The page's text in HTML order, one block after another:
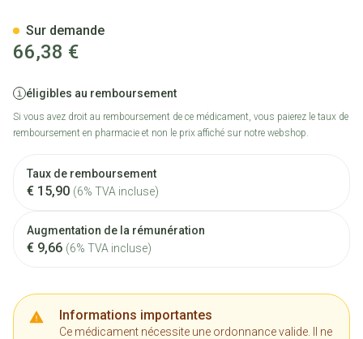
66,38 €
éligibles au remboursement
Si vous avez droit au remboursement de ce médicament, vous paierez le taux de
remboursement en pharmacie et non le prix affiché sur notre webshop.
Taux de remboursement
€ 15,90 (6% TVA incluse)
Augmentation de la rémunération
€ 9,66 (6% TVA incluse)
Informations importantes
Ce médicament nécessite une ordonnance valide. Il ne
Sur demande